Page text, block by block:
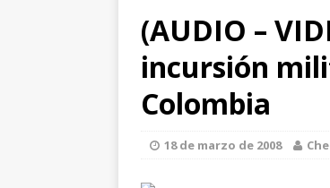
(AUDIO –
incursión
Colombia
18 de marzo de 2008